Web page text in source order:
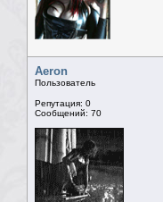
Aeron
Пользователь
Репутация: 0
Сообщений: 70